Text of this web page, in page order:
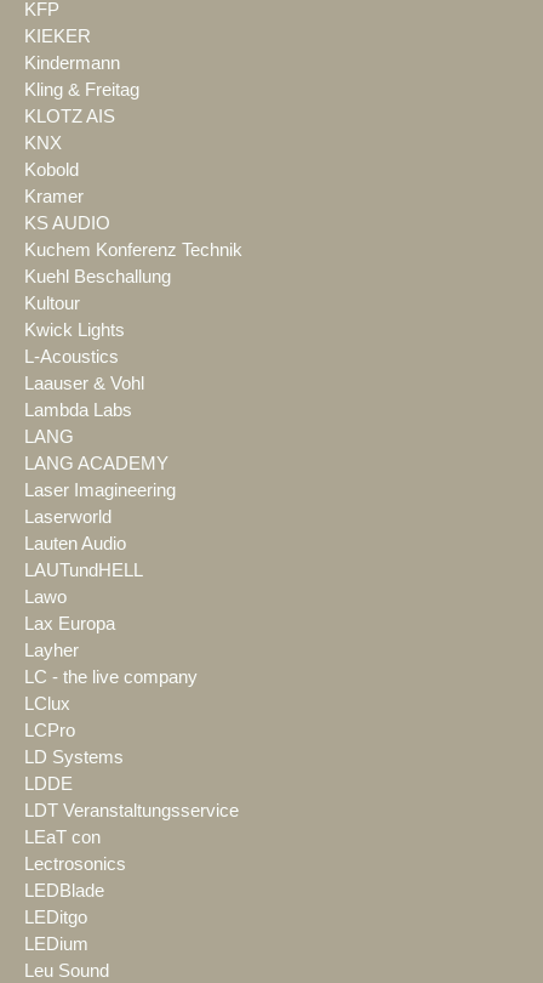
KFP
KIEKER
Kindermann
Kling & Freitag
KLOTZ AIS
KNX
Kobold
Kramer
KS AUDIO
Kuchem Konferenz Technik
Kuehl Beschallung
Kultour
Kwick Lights
L-Acoustics
Laauser & Vohl
Lambda Labs
LANG
LANG ACADEMY
Laser Imagineering
Laserworld
Lauten Audio
LAUTundHELL
Lawo
Lax Europa
Layher
LC - the live company
LClux
LCPro
LD Systems
LDDE
LDT Veranstaltungsservice
LEaT con
Lectrosonics
LEDBlade
LEDitgo
LEDium
Leu Sound